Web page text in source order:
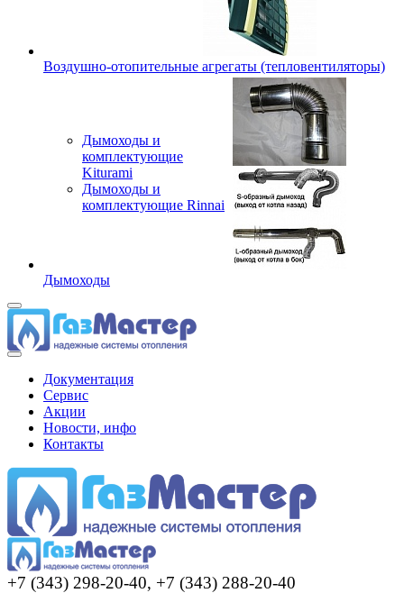
Воздушно-отопительные агрегаты (тепловентиляторы)
Дымоходы и
комплектующие
Kiturami
Дымоходы и
комплектующие Rinnai
Дымоходы
Документация
Сервис
Акции
Новости, инфо
Контакты
+7 (343) 298-20-40, +7 (343) 288-20-40